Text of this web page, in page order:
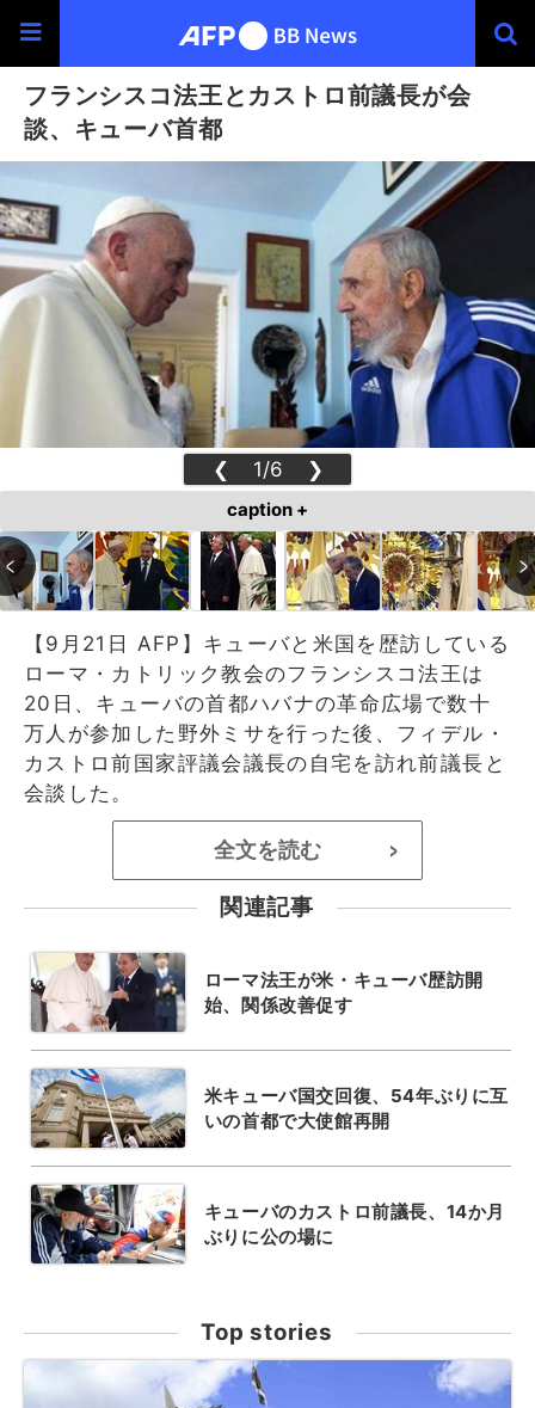
フランシスコ法王とカストロ前議長が会
談、キューバ首都
❮ 1/6 ❯
caption +
【9月21日 AFP】キューバと米国を歴訪している
ローマ・カトリック教会のフランシスコ法王は
20日、キューバの首都ハバナの革命広場で数十
万人が参加した野外ミサを行った後、フィデル・
カストロ前国家評議会議長の自宅を訪れ前議長と
会談した。
全文を読む >
関連記事
ローマ法王が米・キューバ歴訪開
始、関係改善促す
米キューバ国交回復、54年ぶりに互
いの首都で大使館再開
キューバのカストロ前議長、14か月
ぶりに公の場に
Top stories